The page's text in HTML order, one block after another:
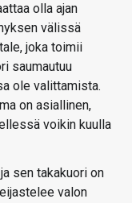
olla ajan
välissä
joka toimii
saumautuu
ole valittamista.
on asiallinen,
voikin kuulla
sen takakuori on
valon